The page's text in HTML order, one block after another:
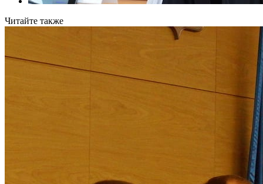
Читайте также